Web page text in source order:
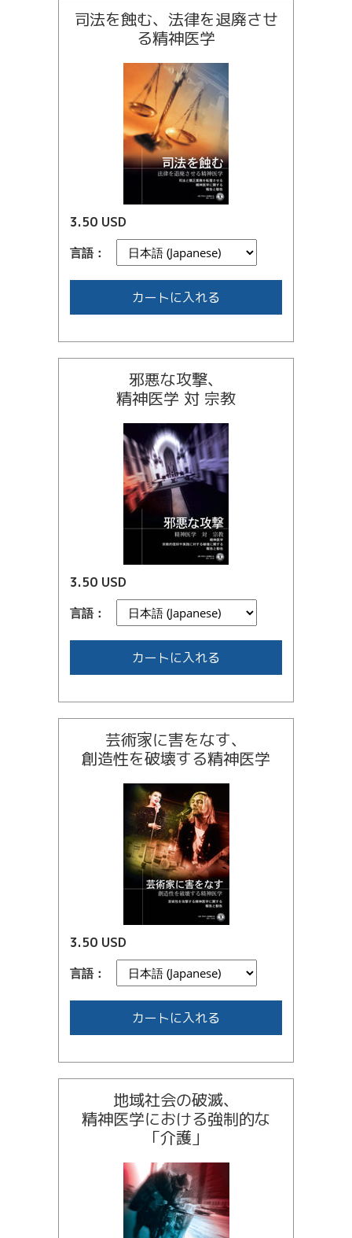
司法を蝕む、法律を退廃させ
る精神医学
3.50 USD
言語：
カートに入れる
邪悪な攻撃、
精神医学 対 宗教
3.50 USD
言語：
カートに入れる
芸術家に害をなす、
創造性を破壊する精神医学
3.50 USD
言語：
カートに入れる
地域社会の破滅、
精神医学における強制的な
「介護」